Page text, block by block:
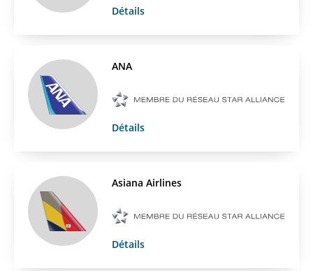
Détails
ANA
Détails
Asiana Airlines
Détails